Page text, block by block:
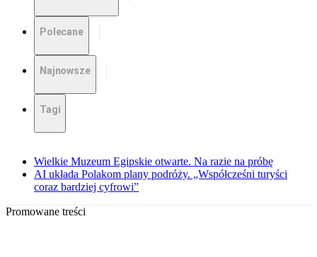
Polecane
Najnowsze
Tagi
Wielkie Muzeum Egipskie otwarte. Na razie na próbę
AI układa Polakom plany podróży. „Współcześni turyści
coraz bardziej cyfrowi”
Promowane treści